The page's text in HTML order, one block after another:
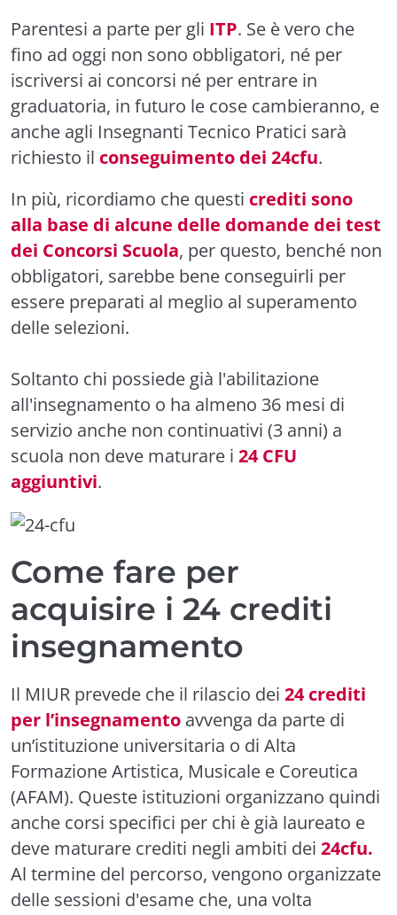
Parentesi a parte per gli ITP. Se è vero che
fino ad oggi non sono obbligatori, né per
iscriversi ai concorsi né per entrare in
graduatoria, in futuro le cose cambieranno, e
anche agli Insegnanti Tecnico Pratici sarà
richiesto il conseguimento dei 24cfu.
In più, ricordiamo che questi crediti sono
alla base di alcune delle domande dei test
dei Concorsi Scuola, per questo, benché non
obbligatori, sarebbe bene conseguirli per
essere preparati al meglio al superamento
delle selezioni.
Soltanto chi possiede già l'abilitazione
all'insegnamento o ha almeno 36 mesi di
servizio anche non continuativi (3 anni) a
scuola non deve maturare i 24 CFU
aggiuntivi.
Come fare per
acquisire i 24 crediti
insegnamento
Il MIUR prevede che il rilascio dei 24 crediti
per l’insegnamento avvenga da parte di
un’istituzione universitaria o di Alta
Formazione Artistica, Musicale e Coreutica
(AFAM). Queste istituzioni organizzano quindi
anche corsi specifici per chi è già laureato e
deve maturare crediti negli ambiti dei 24cfu.
Al termine del percorso, vengono organizzate
delle sessioni d'esame che, una volta